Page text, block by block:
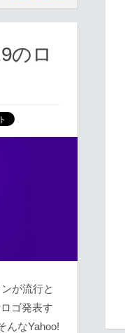
のロ
が流行と
ゴ発表す
んなYahoo!